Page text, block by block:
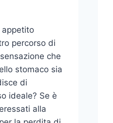
percorso di
che
stomaco sia
di
ideale? Se è
alla